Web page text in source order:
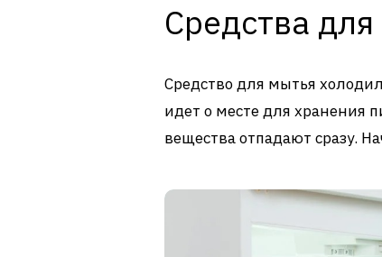
Средства для
Средство для мытья
идет о месте для хранения
вещества отпадают сразу.